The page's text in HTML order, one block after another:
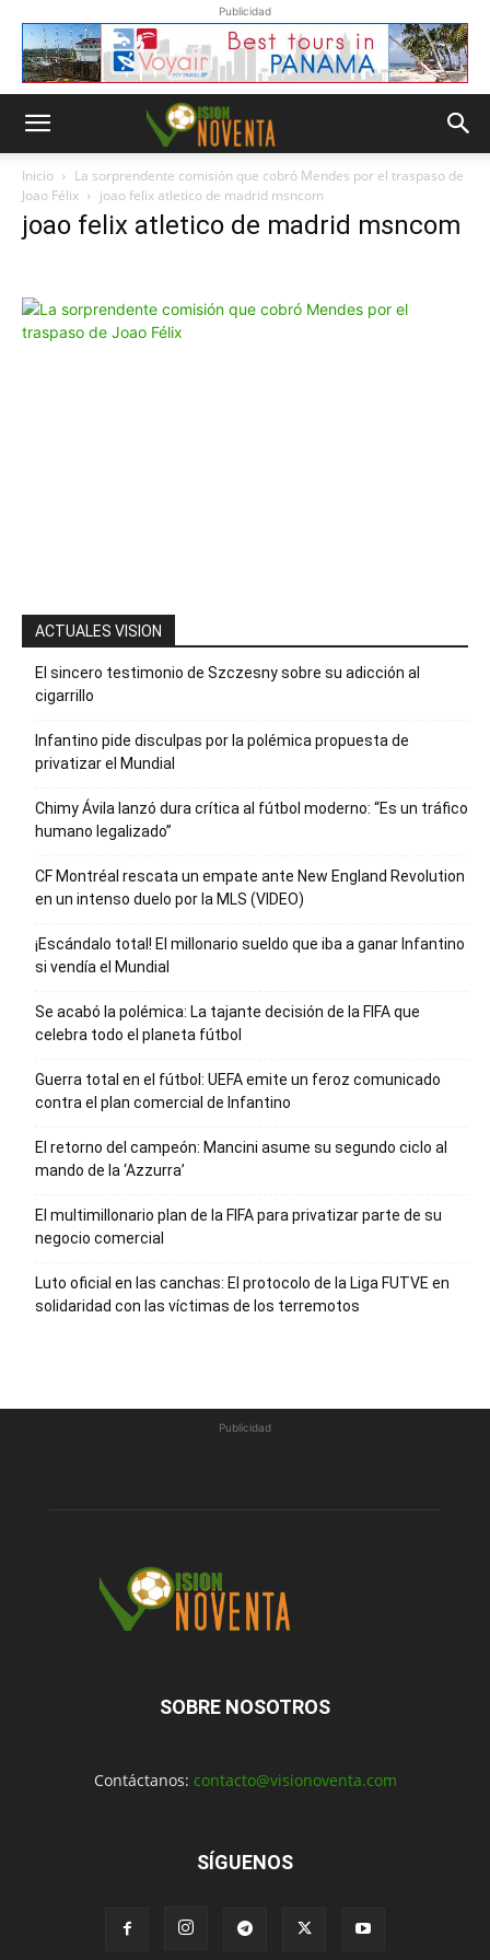
Publicidad
Inicio
La sorprendente comisión que cobró Mendes por el traspaso de
Joao Félix
joao felix atletico de madrid msncom
joao felix atletico de madrid msncom
Whatsapp
ACTUALES VISION
El sincero testimonio de Szczesny sobre su adicción al
cigarrillo
Infantino pide disculpas por la polémica propuesta de
privatizar el Mundial
Chimy Ávila lanzó dura crítica al fútbol moderno: “Es un tráfico
humano legalizado”
CF Montréal rescata un empate ante New England Revolution
en un intenso duelo por la MLS (VIDEO)
¡Escándalo total! El millonario sueldo que iba a ganar Infantino
si vendía el Mundial
Se acabó la polémica: La tajante decisión de la FIFA que
celebra todo el planeta fútbol
Guerra total en el fútbol: UEFA emite un feroz comunicado
contra el plan comercial de Infantino
El retorno del campeón: Mancini asume su segundo ciclo al
mando de la ‘Azzurra’
El multimillonario plan de la FIFA para privatizar parte de su
negocio comercial
Luto oficial en las canchas: El protocolo de la Liga FUTVE en
solidaridad con las víctimas de los terremotos
Publicidad
SOBRE NOSOTROS
Contáctanos: contacto@visionoventa.com
SÍGUENOS